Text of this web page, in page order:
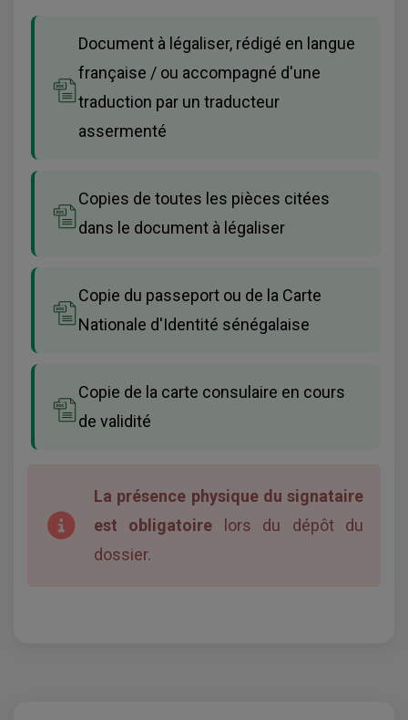
Document à légaliser, rédigé en langue
française / ou accompagné d'une
traduction par un traducteur
assermenté
Copies de toutes les pièces citées
dans le document à légaliser
Copie du passeport ou de la Carte
Nationale d'Identité sénégalaise
Copie de la carte consulaire en cours
de validité
La présence physique du signataire
est obligatoire lors du dépôt du
dossier.